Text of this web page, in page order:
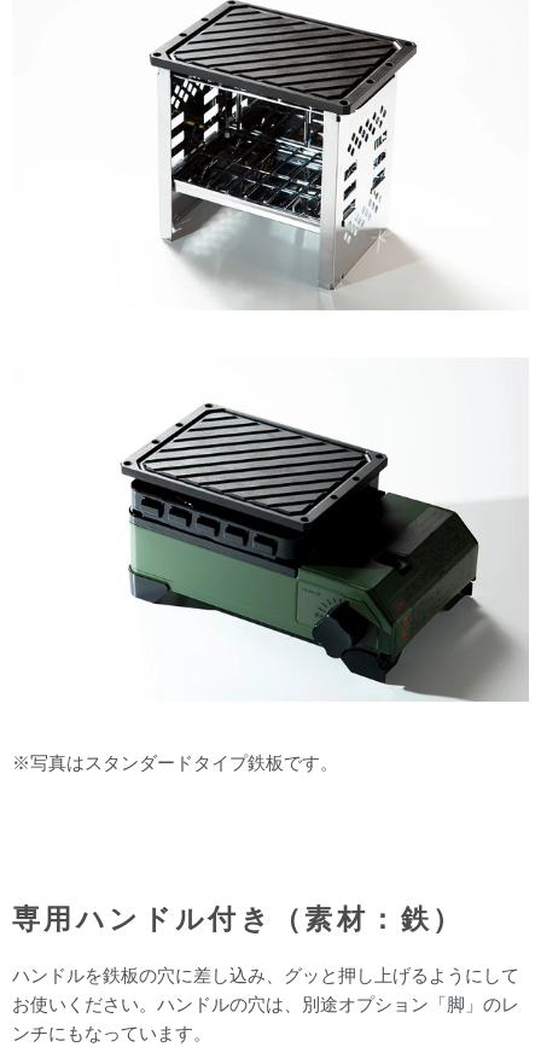
※写真はスタンダードタイプ鉄板です。
専用ハンドル付き（素材：鉄）
ハンドルを鉄板の穴に差し込み、グッと押し上げるようにして
お使いください。ハンドルの穴は、別途オプション「脚」のレ
ンチにもなっています。